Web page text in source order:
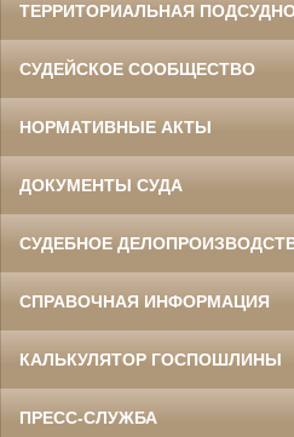
ТЕРРИТОРИАЛЬНАЯ
СУДЕЙСКОЕ СООБЩЕСТВО
НОРМАТИВНЫЕ АКТЫ
ДОКУМЕНТЫ СУДА
СУДЕБНОЕ
СПРАВОЧНАЯ ИНФОРМАЦИЯ
КАЛЬКУЛЯТОР ГОСПОШЛИНЫ
ПРЕСС-СЛУЖБА